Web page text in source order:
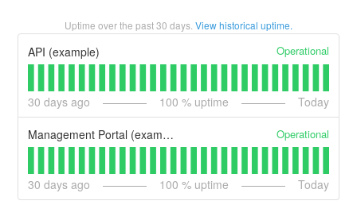
Uptime over the past30 days. View historical uptime.
API (example) Operational
30 days ago 100 % uptime Today
Management Portal (example) Operational
30 days ago 100 % uptime Today